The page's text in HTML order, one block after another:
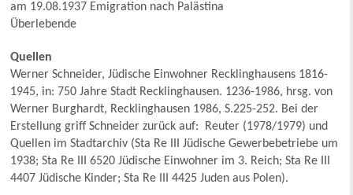
am 19.08.1937 Emigration nach Palästina
Überlebende
Quellen
Werner Schneider, Jüdische Einwohner Recklinghausens 1816-
1945, in: 750 Jahre Stadt Recklinghausen. 1236-1986, hrsg. von
Werner Burghardt, Recklinghausen 1986, S.225-252. Bei der
Erstellung griff Schneider zurück auf: Reuter (1978/1979) und
Quellen im Stadtarchiv (Sta Re III Jüdische Gewerbebetriebe um
1938; Sta Re III 6520 Jüdische Einwohner im 3. Reich; Sta Re III
4407 Jüdische Kinder; Sta Re III 4425 Juden aus Polen).